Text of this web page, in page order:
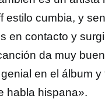
estilo cumbia, y
en contacto y
da muy
en el álbum
habla hispana».